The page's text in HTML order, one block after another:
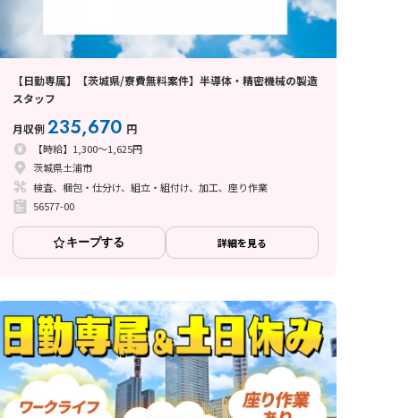
【日勤専属】【茨城県/寮費無料案件】半導体・精密機械の製造
スタッフ
月収例235,670 円
【時給】1,300～1,625円
茨城県土浦市
検査、梱包・仕分け、組立・組付け、加工、座り作業
56577-00
キープする 詳細を見る